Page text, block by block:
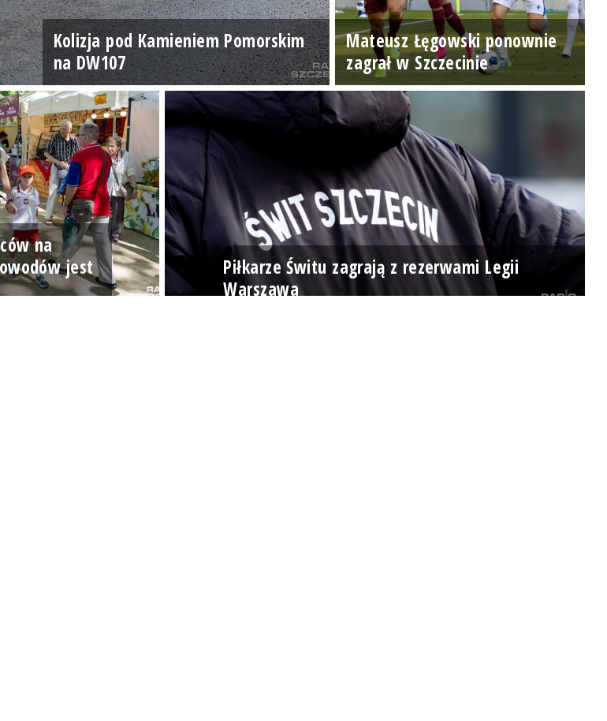
Kolizja pod Kamieniem Pomorskim
na DW107
Mateusz Łęgowski ponownie
zagrał w Szczecinie
na
jest
Piłkarze Świtu zagrają z rezerwami Legii
Warszawa